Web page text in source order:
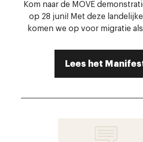
Kom naar de MOVE
op 28 juni! Met deze
komen we op voor migratie
Lees het